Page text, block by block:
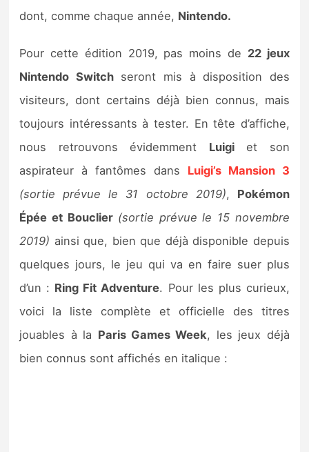
Guides
dont, comme chaque année, Nintendo.
Pour cette édition 2019, pas moins de 22 jeux
Nintendo Switchseront mis à disposition des
visiteurs, dont certains déjà bien connus, mais
toujours intéressants à tester. En tête d’affiche,
nous retrouvons évidemment Luigiet son
aspirateur à fantômes dans Luigi’s Mansion 3
(sortie prévue le 31 octobre 2019), Pokémon
Épée et Bouclier (sortie prévue le 15 novembre
2019) ainsi que, bien que déjà disponible depuis
quelques jours, le jeu qui va en faire suer plus
d’un : Ring Fit Adventure. Pour les plus curieux,
voici la liste complète et officielle des titres
jouables à la Paris Games Week, les jeux déjà
bien connus sont affichés en italique :